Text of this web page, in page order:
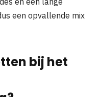
een opvallende mix
bij het